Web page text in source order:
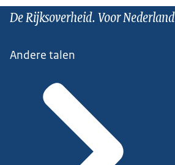
De Rijksoverheid. Voor Nederland
Andere talen